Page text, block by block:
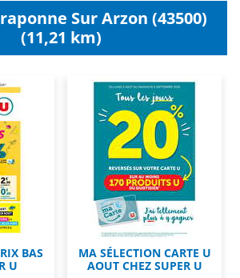
Sur Arzon (43500)
(11,21 km)
BAS
U
MA SÉLECTION CARTE U
AOUT CHEZ SUPER U